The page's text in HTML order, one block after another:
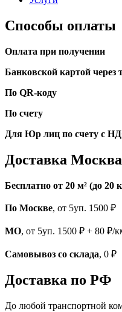
Способы оплаты
Оплата при получении
Банковской картой через
По QR-коду
По счету
Для Юр лиц по счету с
Доставка
Бесплатно от 20 м² (до
По Москве, от 5уп. 1500 ₽
МО, от 5уп. 1500 ₽ + 80 ₽/
Самовывоз со склада, 0 ₽
Доставка по РФ
До любой транспортной